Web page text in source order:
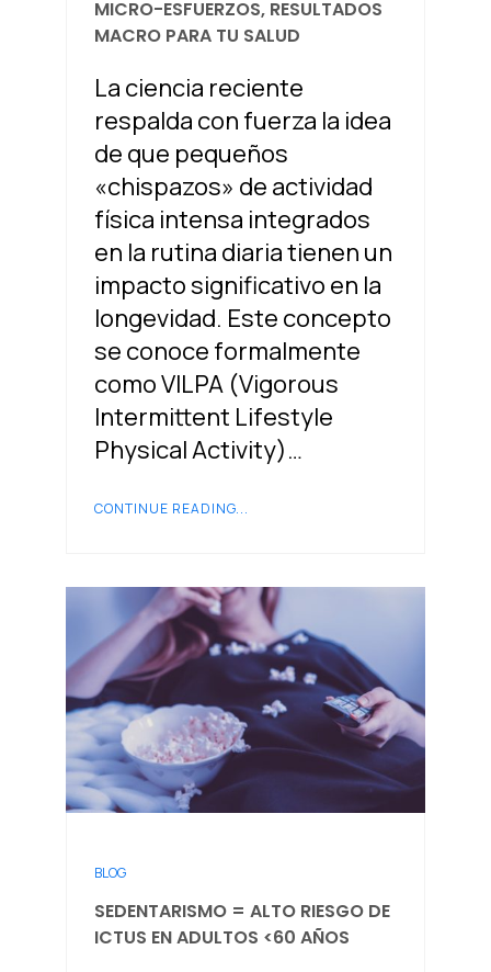
MICRO-ESFUERZOS, RESULTADOS
MACRO PARA TU SALUD
La ciencia reciente
respalda con fuerza la idea
de que pequeños
«chispazos» de actividad
física intensa integrados
en la rutina diaria tienen un
impacto significativo en la
longevidad. Este concepto
se conoce formalmente
como VILPA (Vigorous
Intermittent Lifestyle
Physical Activity)…
CONTINUE READING...
BLOG
SEDENTARISMO = ALTO RIESGO DE
ICTUS EN ADULTOS <60 AÑOS